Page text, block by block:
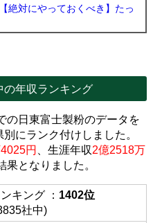
絶対にやっておくべき】たっ
の年収ランキング
の日東富士製粉のデータを
にランク付けしました。
円 、生涯年収2億2518万
となりました。
キング ： 1402位
社中)